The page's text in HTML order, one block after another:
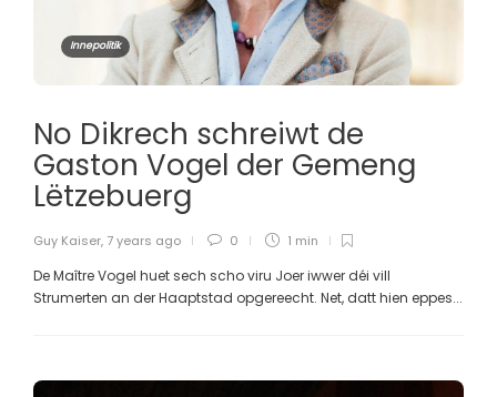
Innepolitik
No Dikrech schreiwt de
Gaston Vogel der Gemeng
Lëtzebuerg
Guy Kaiser, 7 years ago 0 1 min
De Maître Vogel huet sech scho viru Joer iwwer déi vill
Strumerten an der Haaptstad opgereecht. Net, datt hien eppes...